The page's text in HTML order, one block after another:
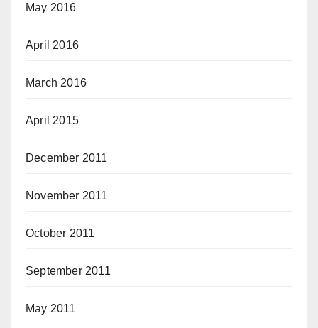
May 2016
April 2016
March 2016
April 2015
December 2011
November 2011
October 2011
September 2011
May 2011